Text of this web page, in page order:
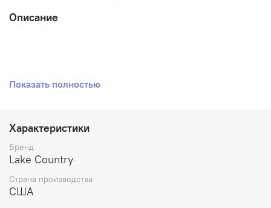
Описание
Полировальный диск поролон финишный 78-72350
Показать полностью
Характеристики
Бренд
Lake Country
Страна производства
США